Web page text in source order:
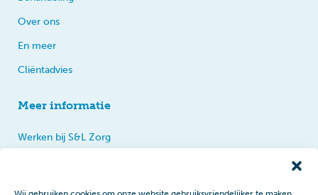
Over ons
En meer
Cliëntadvies
Meer informatie
Werken bij S&L Zorg